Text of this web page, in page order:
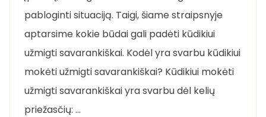
pabloginti situaciją. Taigi, šiame straipsnyje
aptarsime kokie būdai gali padėti kūdikiui
užmigti savarankiškai. Kodėl yra svarbu kūdikiui
mokėti užmigti savarankiškai? Kūdikiui mokėti
užmigti savarankiškai yra svarbu dėl kelių
priežasčių: …